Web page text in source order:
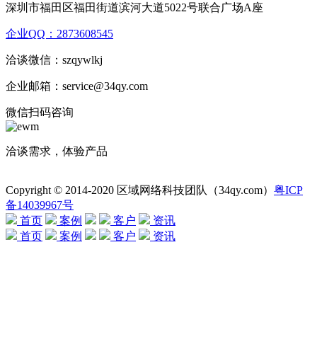
深圳市福田区福田街道滨河大道5022号联合广场A座
企业QQ：2873608545
洽谈微信：szqywlkj
企业邮箱：service@34qy.com
微信扫码咨询
洽谈需求，体验产品
Copyright © 2014-2020 区域网络科技团队（34qy.com） 粤ICP
备14039967号
首页
案例 客户
资讯
首页
案例 客户 资讯